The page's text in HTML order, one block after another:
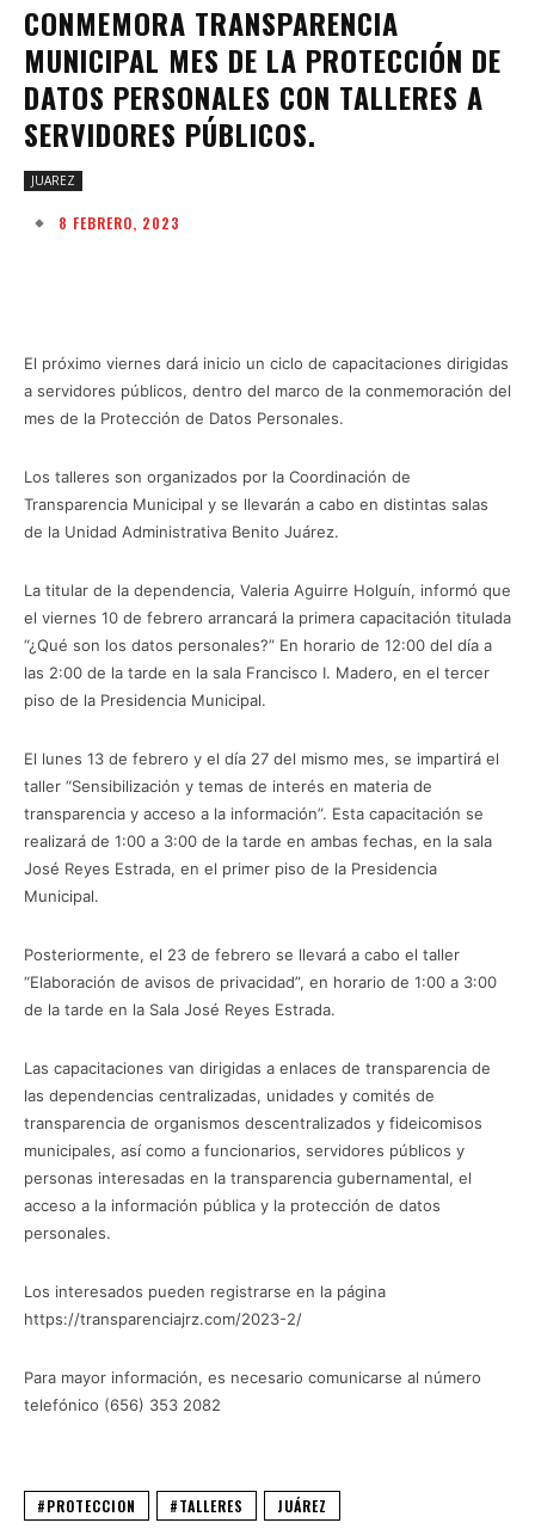
CONMEMORA TRANSPARENCIA
MUNICIPAL MES DE LA PROTECCIÓN DE
DATOS PERSONALES CON TALLERES A
SERVIDORES PÚBLICOS.
JUAREZ
8 FEBRERO, 2023
El próximo viernes dará inicio un ciclo de capacitaciones dirigidas
a servidores públicos, dentro del marco de la conmemoración del
mes de la Protección de Datos Personales.
Los talleres son organizados por la Coordinación de
Transparencia Municipal y se llevarán a cabo en distintas salas
de la Unidad Administrativa Benito Juárez.
La titular de la dependencia, Valeria Aguirre Holguín, informó que
el viernes 10 de febrero arrancará la primera capacitación titulada
“¿Qué son los datos personales?” En horario de 12:00 del día a
las 2:00 de la tarde en la sala Francisco I. Madero, en el tercer
piso de la Presidencia Municipal.
El lunes 13 de febrero y el día 27 del mismo mes, se impartirá el
taller “Sensibilización y temas de interés en materia de
transparencia y acceso a la información”. Esta capacitación se
realizará de 1:00 a 3:00 de la tarde en ambas fechas, en la sala
José Reyes Estrada, en el primer piso de la Presidencia
Municipal.
Posteriormente, el 23 de febrero se llevará a cabo el taller
“Elaboración de avisos de privacidad”, en horario de 1:00 a 3:00
de la tarde en la Sala José Reyes Estrada.
Las capacitaciones van dirigidas a enlaces de transparencia de
las dependencias centralizadas, unidades y comités de
transparencia de organismos descentralizados y fideicomisos
municipales, así como a funcionarios, servidores públicos y
personas interesadas en la transparencia gubernamental, el
acceso a la información pública y la protección de datos
personales.
Los interesados pueden registrarse en la página
https://transparenciajrz.com/2023-2/
Para mayor información, es necesario comunicarse al número
telefónico (656) 353 2082
#PROTECCION #TALLERES JUÁREZ